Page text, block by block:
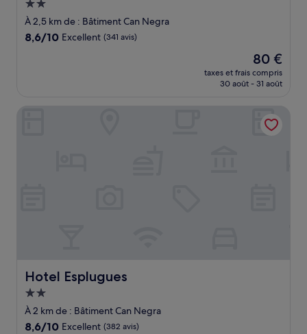
Hébergement
2.0 étoiles
À 2,5 km de : Bâtiment Can Negra
8.6
8,6/10 Excellent (341 avis)
Le
nouveau
prix
de
80 €
80 €
taxes et frais compris
30 août - 31 août
Hotel Esplugues
Hotel Esplugues
Hébergement
2.0 étoiles
À 2 km de : Bâtiment Can Negra
8.6
8,6/10 Excellent (382 avis)